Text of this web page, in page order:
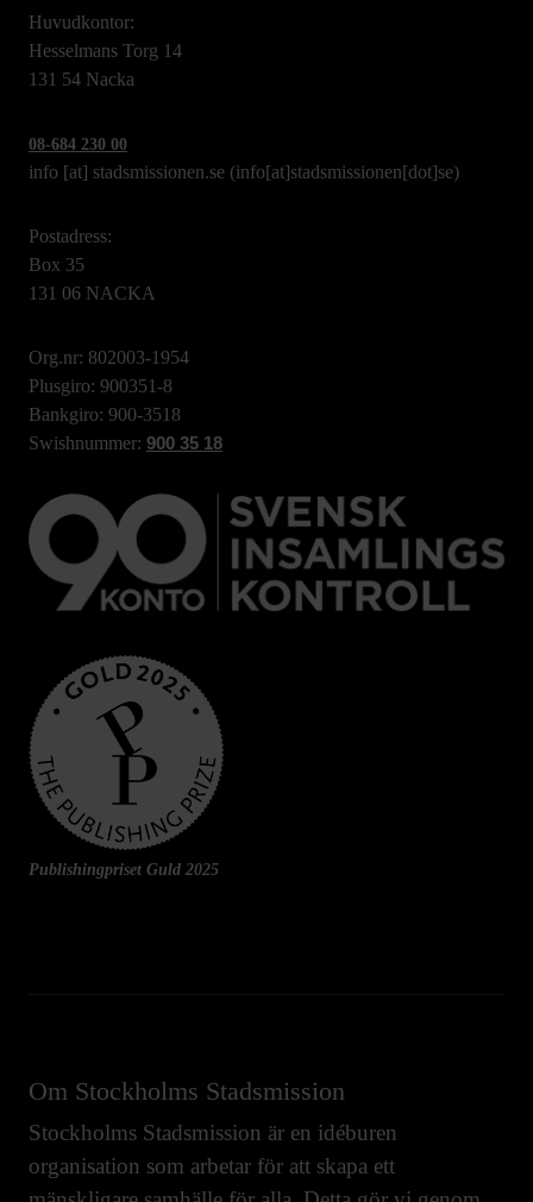
Huvudkontor:
Hesselmans Torg 14
131 54 Nacka
08-684 230 00
info [at] stadsmissionen.se (info[at]stadsmissionen[dot]se)
Postadress:
Box 35
131 06 NACKA
Org.nr: 802003-1954
Plusgiro: 900351-8
Bankgiro: 900-3518
Swishnummer: 900 35 18
Publishingpriset Guld 2025
Om Stockholms Stadsmission
Stockholms Stadsmission är en idéburen
organisation som arbetar för att skapa ett